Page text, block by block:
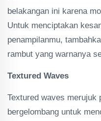
belakangan ini karena
Untuk menciptakan
penampilanmu,
rambut yang warnanya
Textured Waves
Textured waves merujuk
bergelombang untuk